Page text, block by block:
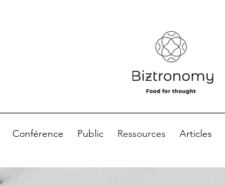
Conférence Public Ressources Articles